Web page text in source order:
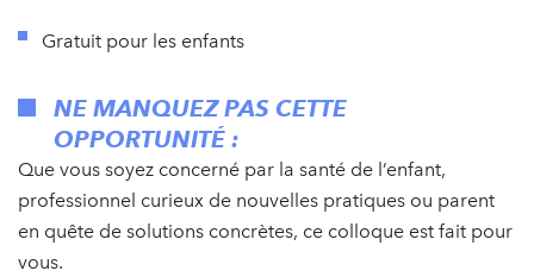
Gratuit pour les enfants
NE MANQUEZ PAS CETTE
OPPORTUNITÉ :
Que vous soyez concerné par la santé de l’enfant,
professionnel curieux de nouvelles pratiques ou parent
en quête de solutions concrètes, ce colloque est fait pour
vous.